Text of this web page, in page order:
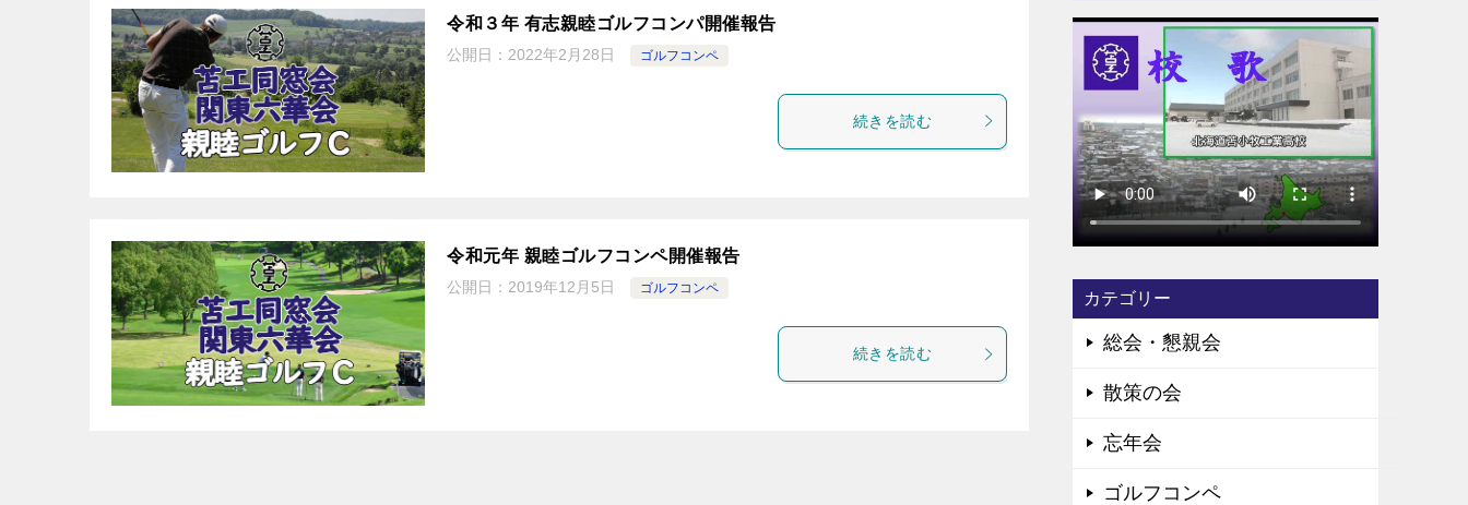
令和３年 有志親睦ゴルフコンパ開催報告
公開日： 2022年2月28日 ゴルフコンペ
続きを読む
令和元年 親睦ゴルフコンペ開催報告
公開日： 2019年12月5日 ゴルフコンペ
続きを読む
カテゴリー
総会・懇親会
散策の会
忘年会
ゴルフコンペ